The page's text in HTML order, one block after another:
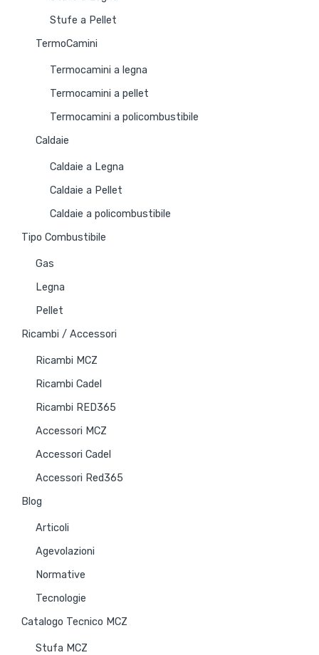
Stufe a Pellet
TermoCamini
Termocamini a legna
Termocamini a pellet
Termocamini a policombustibile
Caldaie
Caldaie a Legna
Caldaie a Pellet
Caldaie a policombustibile
Tipo Combustibile
Gas
Legna
Pellet
Ricambi / Accessori
Ricambi MCZ
Ricambi Cadel
Ricambi RED365
Accessori MCZ
Accessori Cadel
Accessori Red365
Blog
Articoli
Agevolazioni
Normative
Tecnologie
Catalogo Tecnico MCZ
Stufa MCZ